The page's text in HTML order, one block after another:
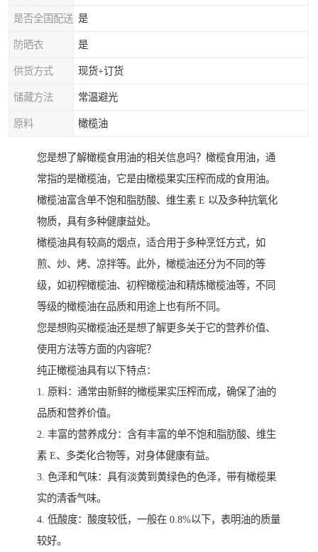
是否全国配送 是
防晒衣 是
供货方式 现货+订货
储藏方法 常温避光
原料 橄榄油
您是想了解橄榄食用油的相关信息吗？橄榄食用油，通
常指的是橄榄油，它是由橄榄果实压榨而成的食用油。
橄榄油富含单不饱和脂肪酸、维生素 E 以及多种抗氧化
物质，具有多种健康益处。
橄榄油具有较高的烟点，适合用于多种烹饪方式，如
煎、炒、烤、凉拌等。此外，橄榄油还分为不同的等
级，如初榨橄榄油、初榨橄榄油和精炼橄榄油等，不同
等级的橄榄油在品质和用途上也有所不同。
您是想购买橄榄油还是想了解更多关于它的营养价值、
使用方法等方面的内容呢？
纯正橄榄油具有以下特点：
1. 原料：通常由新鲜的橄榄果实压榨而成，确保了油的
品质和营养价值。
2. 丰富的营养成分：含有丰富的单不饱和脂肪酸、维生
素 E、多类化合物等，对身体健康有益。
3. 色泽和气味：具有淡黄到黄绿色的色泽，带有橄榄果
实的清香气味。
4. 低酸度：酸度较低，一般在 0.8%以下，表明油的质量
较好。